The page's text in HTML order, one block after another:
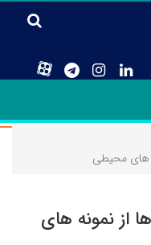
از نمونه های